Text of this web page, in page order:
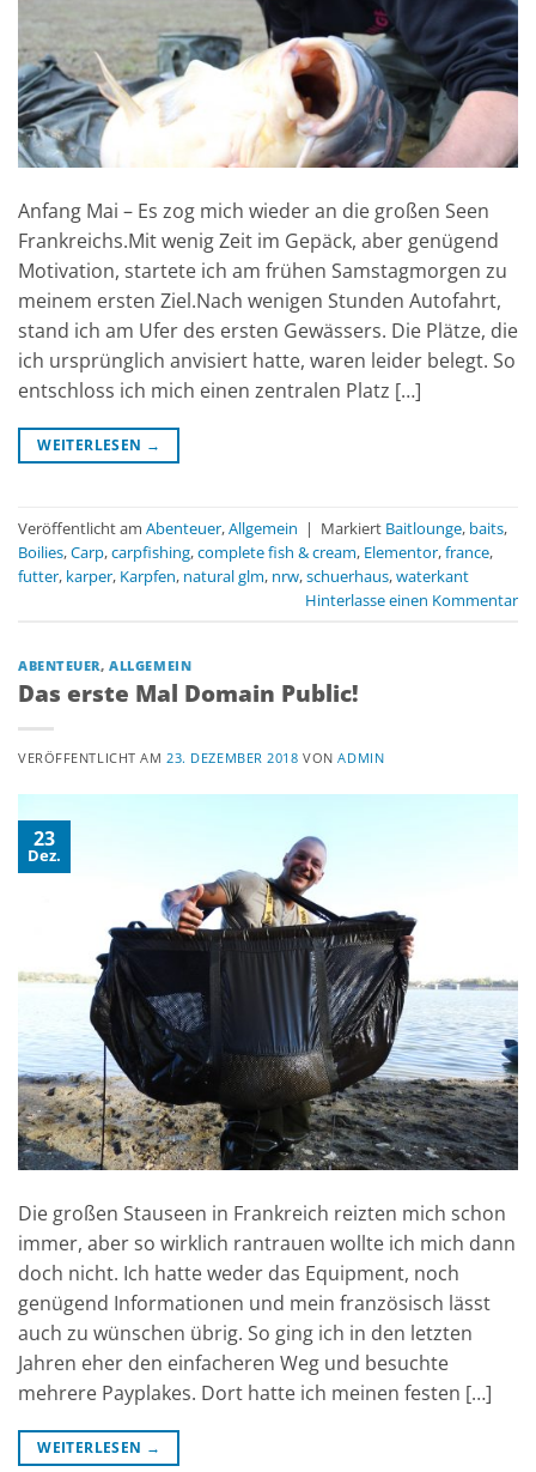
Anfang Mai – Es zog mich wieder an die großen Seen
Frankreichs.Mit wenig Zeit im Gepäck, aber genügend
Motivation, startete ich am frühen Samstagmorgen zu
meinem ersten Ziel.Nach wenigen Stunden Autofahrt,
stand ich am Ufer des ersten Gewässers. Die Plätze, die
ich ursprünglich anvisiert hatte, waren leider belegt. So
entschloss ich mich einen zentralen Platz […]
WEITERLESEN →
Veröffentlicht am Abenteuer,Allgemein | Markiert Baitlounge, baits,
Boilies,Carp,carpfishing,complete fish & cream, Elementor,france,
futter, karper, Karpfen, natural glm, nrw,schuerhaus,waterkant
Hinterlasse einen Kommentar
ABENTEUER,ALLGEMEIN
Das erste Mal Domain Public!
VERÖFFENTLICHT AM 23. DEZEMBER 2018 VONADMIN
23
Dez.
Die großen Stauseen in Frankreich reizten mich schon
immer, aber so wirklich rantrauen wollte ich mich dann
doch nicht. Ich hatte weder das Equipment, noch
genügend Informationen und mein französisch lässt
auch zu wünschen übrig. So ging ich in den letzten
Jahren eher den einfacheren Weg und besuchte
mehrere Payplakes. Dort hatte ich meinen festen […]
WEITERLESEN →